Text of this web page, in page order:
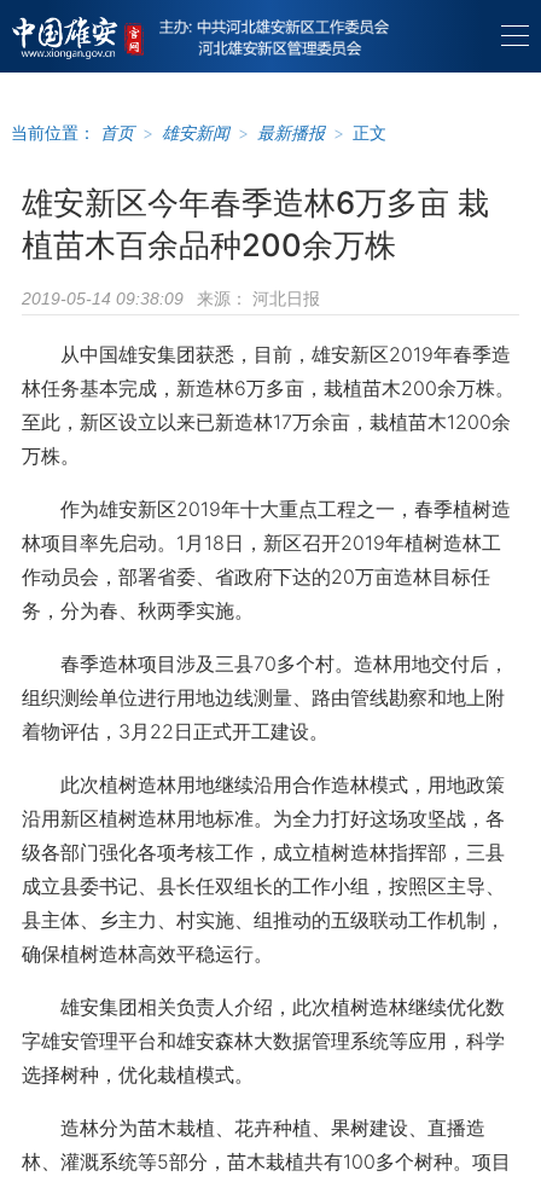
当前位置： 首页 > 雄安新闻 > 最新播报 > 正文
雄安新区今年春季造林6万多亩 栽
植苗木百余品种200余万株
2019-05-14 09:38:09 来源： 河北日报
从中国雄安集团获悉，目前，雄安新区2019年春季造
林任务基本完成，新造林6万多亩，栽植苗木200余万株。
至此，新区设立以来已新造林17万余亩，栽植苗木1200余
万株。
作为雄安新区2019年十大重点工程之一，春季植树造
林项目率先启动。1月18日，新区召开2019年植树造林工
作动员会，部署省委、省政府下达的20万亩造林目标任
务，分为春、秋两季实施。
春季造林项目涉及三县70多个村。造林用地交付后，
组织测绘单位进行用地边线测量、路由管线勘察和地上附
着物评估，3月22日正式开工建设。
此次植树造林用地继续沿用合作造林模式，用地政策
沿用新区植树造林用地标准。为全力打好这场攻坚战，各
级各部门强化各项考核工作，成立植树造林指挥部，三县
成立县委书记、县长任双组长的工作小组，按照区主导、
县主体、乡主力、村实施、组推动的五级联动工作机制，
确保植树造林高效平稳运行。
雄安集团相关负责人介绍，此次植树造林继续优化数
字雄安管理平台和雄安森林大数据管理系统等应用，科学
选择树种，优化栽植模式。
造林分为苗木栽植、花卉种植、果树建设、直播造
林、灌溉系统等5部分，苗木栽植共有100多个树种。项目